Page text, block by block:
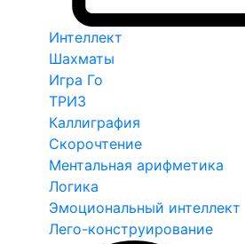
Интеллект
Шахматы
Игра Го
ТРИЗ
Каллиграфия
Скорочтение
Ментальная арифметика
Логика
Эмоциональный интеллект
Лего-конструирование